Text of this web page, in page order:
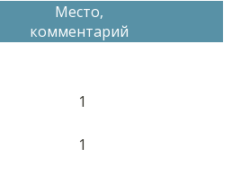
Место,
комментарий
1
1